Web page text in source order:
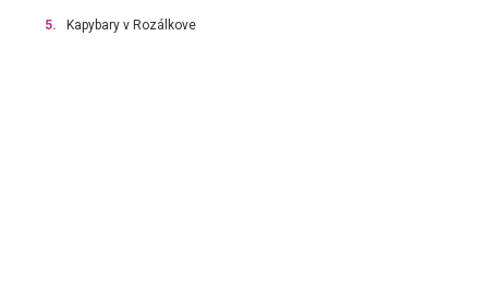
5. Kapybary v Rozálkove